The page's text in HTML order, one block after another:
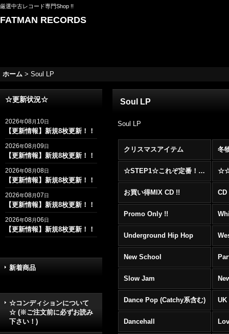
厳選中古レコード専門Shop !!
FATMAN RECORDS
ホーム > Soul LP
☆更新状況☆
2026年08月 10日
【更新情報】新規8枚更新！！
2026年08月09日
【更新情報】新規8枚更新！！
2026年08月08日
【更新情報】新規8枚更新！！
2026年08月07日
【更新情報】新規8枚更新！！
2026年08月06日
【更新情報】新規8枚更新！！
新着商品
☆コンディションについて
☆ (※ご注文前に必ずお読み
下さい！)
Soul LP
Soul LP
クリスマスアイテム 冬
☆STEP1☆これぞ定番！！まずはここから！2000年代R&BフロアヒットBest 100 !!!
お買い得MIX CD !!
Promo Only !!
Underground Hip Hop
New School
Slow Jam
Dance Pop (Catchy系含む) UK
Dancehall